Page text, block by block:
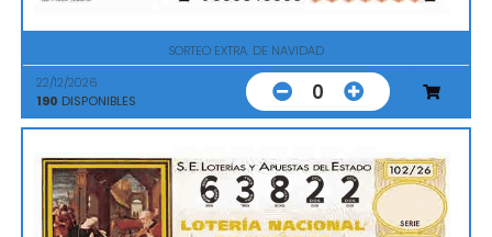
SORTEO EXTRA. DE NAVIDAD
22/12/2026
190 DISPONIBLES 0